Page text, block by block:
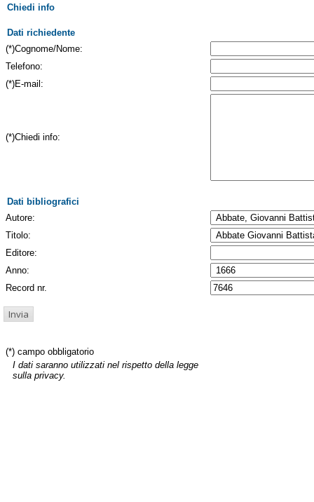
Chiedi info
Dati richiedente
(*)Cognome/Nome:
Telefono:
(*)E-mail:
(*)Chiedi info:
Dati bibliografici
Autore:
Titolo:
Editore:
Anno:
Record nr.
(*) campo obbligatorio
I dati saranno utilizzati nel rispetto della legge
sulla privacy.